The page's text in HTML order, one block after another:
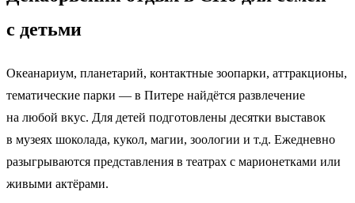
с детьми
Океанариум, планетарий, контактные зоопарки, аттракционы,
тематические парки — в Питере найдётся развлечение
на любой вкус. Для детей подготовлены десятки выставок
в музеях шоколада, кукол, магии, зоологии и т.д. Ежедневно
разыгрываются представления в театрах с марионетками или
живыми актёрами.